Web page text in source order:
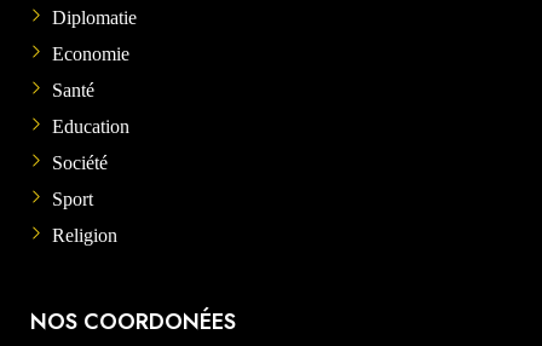
Diplomatie
Economie
Santé
Education
Société
Sport
Religion
NOS COORDONÉES